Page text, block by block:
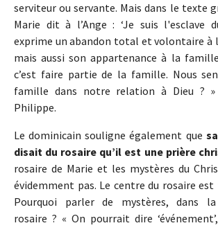
serviteur ou servante. Mais dans le texte
Marie dit à l’Ange : ‘Je suis l'esclave
exprime un abandon total et volontaire à
mais aussi son appartenance à la
c’est faire partie de la famille. Nous
famille dans notre relation à Dieu ?
Philippe.
Le dominicain souligne également que
disait du rosaire qu’il est une prière
rosaire de Marie et les mystères du
évidemment pas. Le centre du rosaire est
Pourquoi parler de mystères, dans
rosaire ? « On pourrait dire